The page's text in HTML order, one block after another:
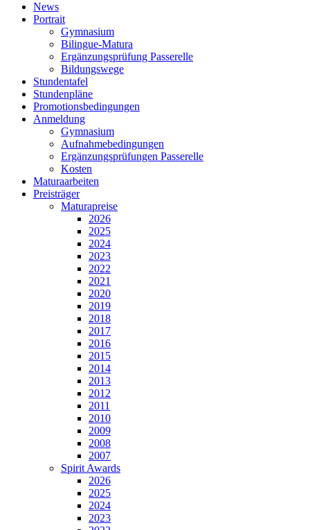
News
Portrait
Gymnasium
Bilingue-Matura
Ergänzungsprüfung Passerelle
Bildungswege
Stundentafel
Stundenpläne
Promotionsbedingungen
Anmeldung
Gymnasium
Aufnahmebedingungen
Ergänzungsprüfungen Passerelle
Kosten
Maturaarbeiten
Preisträger
Maturapreise
2026
2025
2024
2023
2022
2021
2020
2019
2018
2017
2016
2015
2014
2013
2012
2011
2010
2009
2008
2007
Spirit Awards
2026
2025
2024
2023